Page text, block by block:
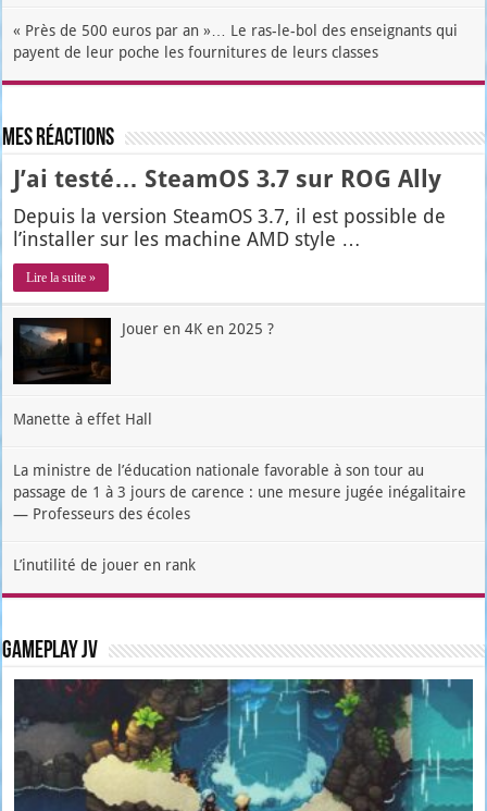
« Près de 500 euros par an »… Le ras-le-bol des enseignants qui
payent de leur poche les fournitures de leurs classes
Mes réactions
J’ai testé… SteamOS 3.7 sur ROG Ally
Depuis la ver­sion Stea­mOS 3.7, il est pos­sible de
l’ins­tal­ler sur les machine AMD style …
Lire la suite »
Jouer en 4K en 2025 ?
Manette à effet Hall
La ministre de l’éducation nationale favorable à son tour au
passage de 1 à 3 jours de carence : une mesure jugée inégalitaire
— Professeurs des écoles
L’inutilité de jouer en rank
Gameplay JV